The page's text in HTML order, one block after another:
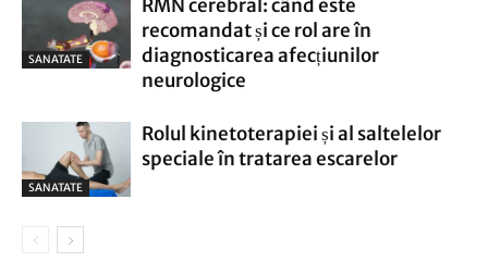
SANATATE
RMN cerebral: când este
recomandat și ce rol are în
diagnosticarea afecțiunilor
neurologice
SANATATE
Rolul kinetoterapiei și al saltelelor
speciale în tratarea escarelor